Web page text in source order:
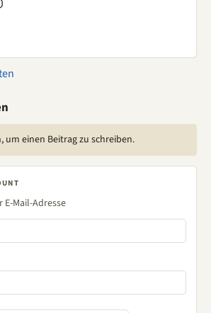
um einen Beitrag zu schreiben.
Mail-Adresse